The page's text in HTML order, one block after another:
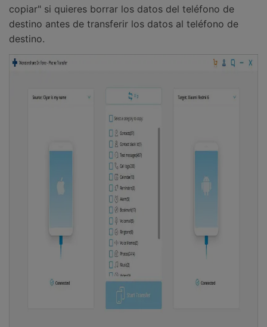
copiar" si quieres borrar los datos del teléfono de
destino antes de transferir los datos al teléfono de
destino.